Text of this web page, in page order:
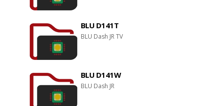
BLU D141T
BLU Dash JR TV
BLU D141W
BLU Dash JR